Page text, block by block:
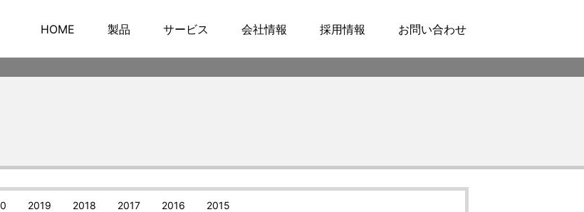
HOME 製品 サービス 会社情報 採用情報 お問い合わせ
2019 2018 2017 2016 2015